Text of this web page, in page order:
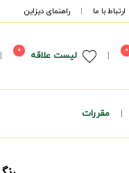
ارتباط با ما | راهنمای دیزاین
0
| لیست علاقه 0
|
| مقررات